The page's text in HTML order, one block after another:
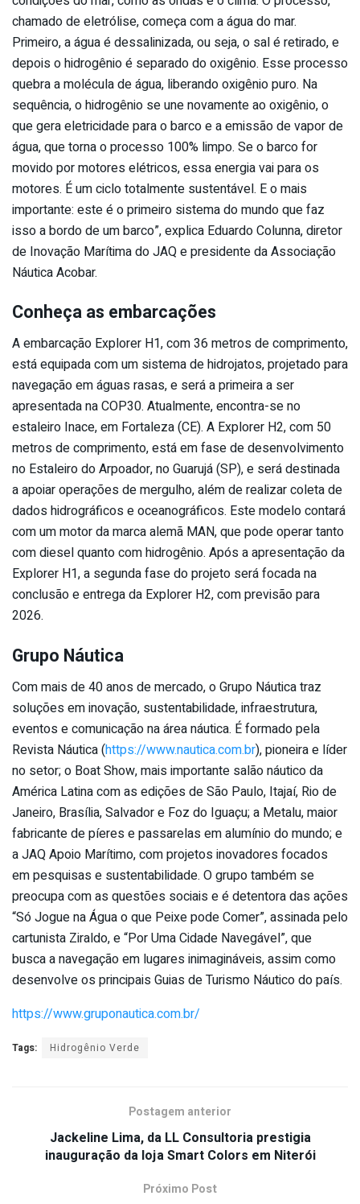
chamado de eletrólise, começa com a água do mar.
Primeiro, a água é dessalinizada, ou seja, o sal é retirado, e
depois o hidrogênio é separado do oxigênio. Esse processo
quebra a molécula de água, liberando oxigênio puro. Na
sequência, o hidrogênio se une novamente ao oxigênio, o
que gera eletricidade para o barco e a emissão de vapor de
água, que torna o processo 100% limpo. Se o barco for
movido por motores elétricos, essa energia vai para os
motores. É um ciclo totalmente sustentável. E o mais
importante: este é o primeiro sistema do mundo que faz
isso a bordo de um barco”, explica Eduardo Colunna, diretor
de Inovação Marítima do JAQ e presidente da Associação
Náutica Acobar.
Conheça as embarcações
A embarcação Explorer H1, com 36 metros de comprimento,
está equipada com um sistema de hidrojatos, projetado para
navegação em águas rasas, e será a primeira a ser
apresentada na COP30. Atualmente, encontra-se no
estaleiro Inace, em Fortaleza (CE). A Explorer H2, com 50
metros de comprimento, está em fase de desenvolvimento
no Estaleiro do Arpoador, no Guarujá (SP), e será destinada
a apoiar operações de mergulho, além de realizar coleta de
dados hidrográficos e oceanográficos. Este modelo contará
com um motor da marca alemã MAN, que pode operar tanto
com diesel quanto com hidrogênio. Após a apresentação da
Explorer H1, a segunda fase do projeto será focada na
conclusão e entrega da Explorer H2, com previsão para
2026.
Grupo Náutica
Com mais de 40 anos de mercado, o Grupo Náutica traz
soluções em inovação, sustentabilidade, infraestrutura,
eventos e comunicação na área náutica. É formado pela
Revista Náutica (https://www.nautica.com.br), pioneira e líder
no setor; o Boat Show, mais importante salão náutico da
América Latina com as edições de São Paulo, Itajaí, Rio de
Janeiro, Brasília, Salvador e Foz do Iguaçu; a Metalu, maior
fabricante de píeres e passarelas em alumínio do mundo; e
a JAQ Apoio Marítimo, com projetos inovadores focados
em pesquisas e sustentabilidade. O grupo também se
preocupa com as questões sociais e é detentora das ações
“Só Jogue na Água o que Peixe pode Comer”, assinada pelo
cartunista Ziraldo, e “Por Uma Cidade Navegável”, que
busca a navegação em lugares inimagináveis, assim como
desenvolve os principais Guias de Turismo Náutico do país.
https://www.gruponautica.com.br/
Tags: Hidrogênio Verde
Postagem anterior
Jackeline Lima, da LL Consultoria prestigia
inauguração da loja Smart Colors em Niterói
Próximo Post